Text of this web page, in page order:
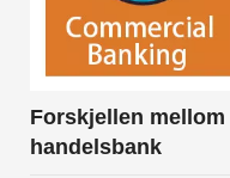
Forskjellen
handelsbank